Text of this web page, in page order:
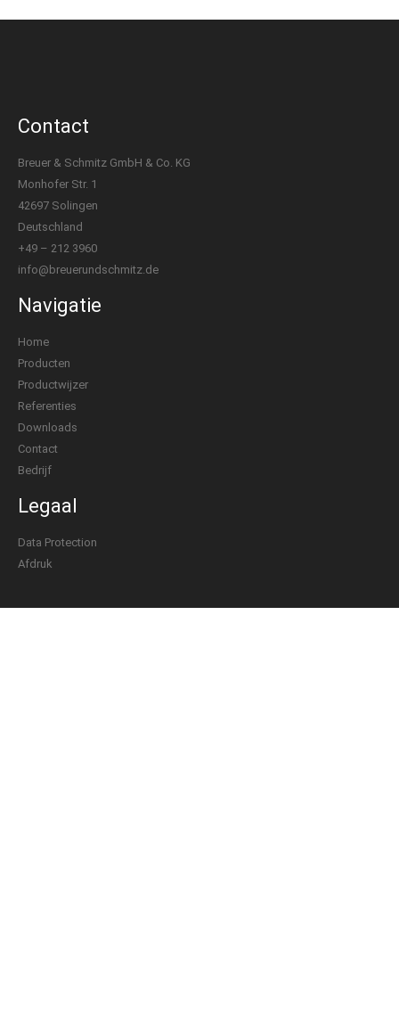
Contact
Breuer & Schmitz GmbH & Co. KG
Monhofer Str. 1
42697 Solingen
Deutschland
+49 – 212 3960
info@breuerundschmitz.de
Navigatie
Home
Producten
Productwijzer
Referenties
Downloads
Contact
Bedrijf
Legaal
Data Protection
Afdruk